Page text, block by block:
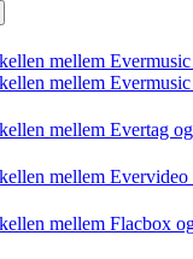
mellem
mellem
mellem Evertag
mellem
mellem Flacbox